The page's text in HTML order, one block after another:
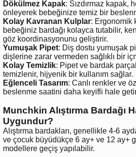
Dökülmez Kapak: Sızdırmaz kapak,
önleyerek bebeğinize temiz bir
Kolay Kavranan Kulplar: Ergonomik
bebeğiniz bardağı kolayca tutabilir,
göz koordinasyonunu geliştirir.
Yumuşak Pipet: Diş dostu yumuşak
dişlerine zarar vermeden sağlıklı bir
Kolay Temizlik: Pipet ve bardak
temizlenir, hijyenik bir kullanım sağlar.
Eğlenceli Tasarım: Canlı renkler ve
beslenme saatini daha keyifli hale
Munchkin Alıştırma Bardağı
Uygundur?
Alıştırma bardakları, genellikle 4-6
ve çocuk büyüdükçe 6 ay+ ve 12 ay+
modellere geçiş yapılabilir.